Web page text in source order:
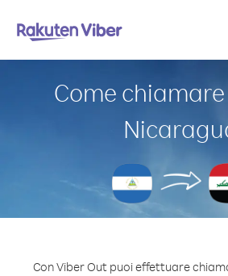
Come
Con Viber Out puoi effettuare